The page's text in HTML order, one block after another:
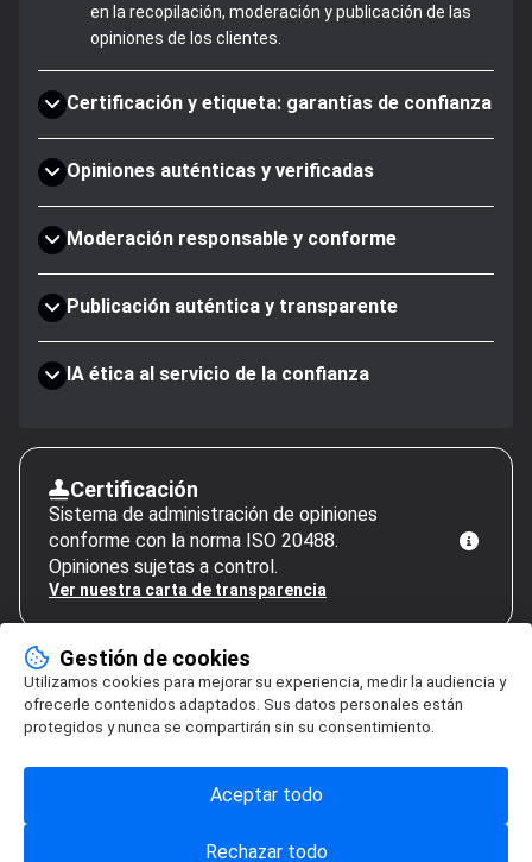
en la recopilación, moderación y publicación de las
opiniones de los clientes.
Certificación y etiqueta: garantías de confianza
Opiniones auténticas y verificadas
Moderación responsable y conforme
Publicación auténtica y transparente
IA ética al servicio de la confianza
Certificación
Sistema de administración de opiniones
conforme con la norma ISO 20488.
Opiniones sujetas a control.
Ver nuestra carta de transparencia
Gestión de cookies
Utilizamos cookies para mejorar su experiencia, medir la audiencia y
ofrecerle contenidos adaptados. Sus datos personales están
protegidos y nunca se compartirán sin su consentimiento.
Rechazar todo
Aceptar todo